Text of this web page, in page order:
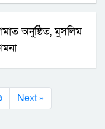
অনুষ্ঠিত, মুসলিম
Next »